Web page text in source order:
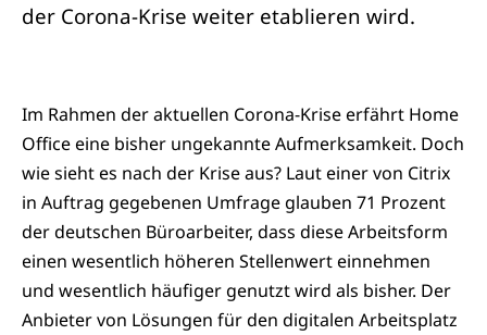
der Corona-Krise weiter etablieren wird.
Im Rahmen der aktuellen Corona-Krise erfährt Home
Office eine bisher ungekannte Aufmerksamkeit. Doch
wie sieht es nach der Krise aus? Laut einer von Citrix
in Auftrag gegebenen Umfrage glauben 71 Prozent
der deutschen Büroarbeiter, dass diese Arbeitsform
einen wesentlich höheren Stellenwert einnehmen
und wesentlich häufiger genutzt wird als bisher. Der
Anbieter von Lösungen für den digitalen Arbeitsplatz